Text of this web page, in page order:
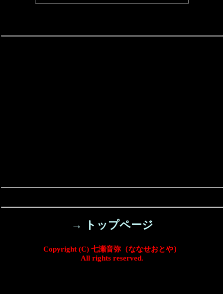
→ トップページ
Copyright (C) 七瀬音弥（ななせおとや）
All rights reserved.